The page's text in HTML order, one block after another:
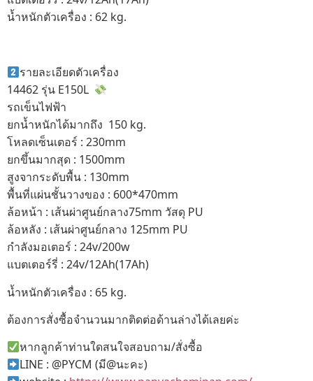
น้ำหนักตัวเครื่อง : 62 kg.
รายละเอียดตัวเครื่อง
14462 รุ่น E150L
รถเข็นไฟฟ้า
ยกน้ำหนักได้มากถึง 150 kg.
โหลดเซ็นเตอร์ : 230mm
ยกขึ้นมากสุด : 1500mm
สูงจากระดับพื้น : 130mm
พื้นที่แผ่นชั้นวางของ : 600*470mm
ล้อหน้า : เส้นผ่าศูนย์กลาง75mm วัสดุ PU
ล้อหลัง : เส้นผ่าศูนย์กลาง 125mm PU
กำลังมอเตอร์ : 24v/200w
แบตเตอร์รี่ : 24v/12Ah(17Ah)
น้ำหนักตัวเครื่อง : 65 kg.
ต้องการสั่งซื้อจำนวนมากติดต่อด้านล่างได้เลยค่ะ
หากลูกค้าท่านใดสนใจสอบถาม/สั่งซื้อ
LINE : @PYCM (มี@นะคะ)